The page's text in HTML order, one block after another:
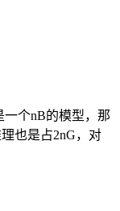
个nB的模型，那
也是占2nG，对